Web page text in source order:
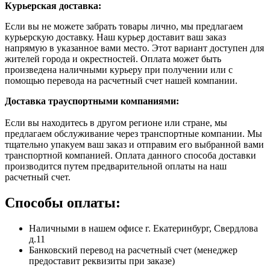
Курьерская доставка:
Если вы не можете забрать товары лично, мы предлагаем
курьерскую доставку. Наш курьер доставит ваш заказ
напрямую в указанное вами место. Этот вариант доступен для
жителей города и окрестностей. Оплата может быть
произведена наличными курьеру при получении или с
помощью перевода на расчетный счет нашей компании.
Доставка траyспортными компаниями:
Если вы находитесь в другом регионе или стране, мы
предлагаем обслуживание через транспортные компании. Мы
тщательно упакуем ваш заказ и отправим его выбранной вами
транспортной компанией. Оплата данного способа доставки
производится путем предварительной оплаты на наш
расчетный счет.
Способы оплаты:
Наличными в нашем офисе г. Екатеринбург, Свердлова
д.11
Банковский перевод на расчетный счет (менеджер
предоставит реквизиты при заказе)